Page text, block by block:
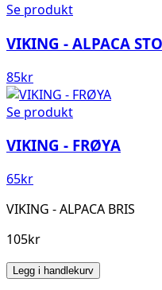
Se produkt
VIKING - ALPACA
85kr
Se produkt
VIKING - FRØYA
65kr
VIKING - ALPACA BRIS
105kr
Legg i handlekurv